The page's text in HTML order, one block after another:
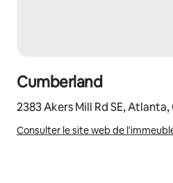
Cumberland
2383 Akers Mill Rd SE, Atlanta,
Consulter le site web de